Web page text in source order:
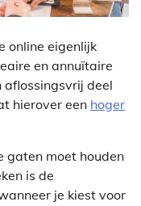
online eigenlijk
en annuïtaire
aflossingsvrij deel
hierover een hoger
gaten moet houden
is de
je kiest voor